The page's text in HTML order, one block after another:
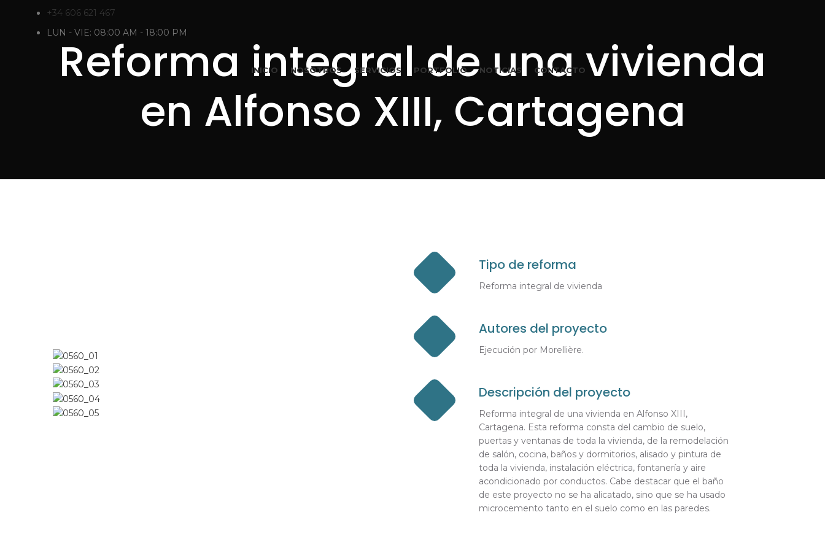
+34 606 621 467
LUN - VIE: 08:00 AM - 18:00 PM
INICIO NOSOTROS SERVICIOS PORTFOLIO NOTICIAS CONTACTO
Reforma integral de una vivienda
en Alfonso XIII, Cartagena
Tipo de reforma
Reforma integral de vivienda
Autores del proyecto
Ejecución por Morellière.
Descripción del proyecto
Reforma integral de una vivienda en Alfonso XIII,
Cartagena. Esta reforma consta del cambio de suelo,
puertas y ventanas de toda la vivienda, de la remodelación
de salón, cocina, baños y dormitorios, alisado y pintura de
toda la vivienda, instalación eléctrica, fontanería y aire
acondicionado por conductos. Cabe destacar que el baño
de este proyecto no se ha alicatado, sino que se ha usado
microcemento tanto en el suelo como en las paredes.